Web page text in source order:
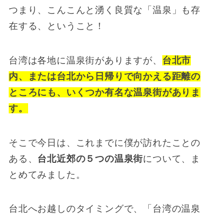
つまり、こんこんと湧く良質な「温泉」も存
在する、ということ！
台湾は各地に温泉街がありますが、 台北市
内、または台北から日帰りで向かえる距離の
ところにも、いくつか有名な温泉街がありま
す。
そこで今日は、これまでに僕が訪れたことの
ある、 台北近郊の５つの温泉街について、ま
とめてみました。
台北へお越しのタイミングで、「台湾の温泉